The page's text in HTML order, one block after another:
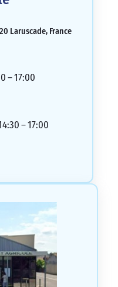
Laruscade, France
– 17:00
– 17:00